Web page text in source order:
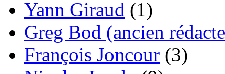
Yann Giraud (1)
Greg Bod (ancien
François Joncour (3)